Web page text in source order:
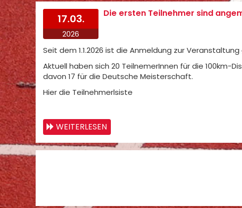
17.03.
2026
Die ersten Teilnehmer sind
Seit dem 1.1.2026 ist die Anmeldung zur
Aktuell haben sich 20 TeilnemerInnen für die 100km-
davon 17 für die Deutsche Meisterschaft.
Hier die Teilnehmerlsiste
WEITERLESEN